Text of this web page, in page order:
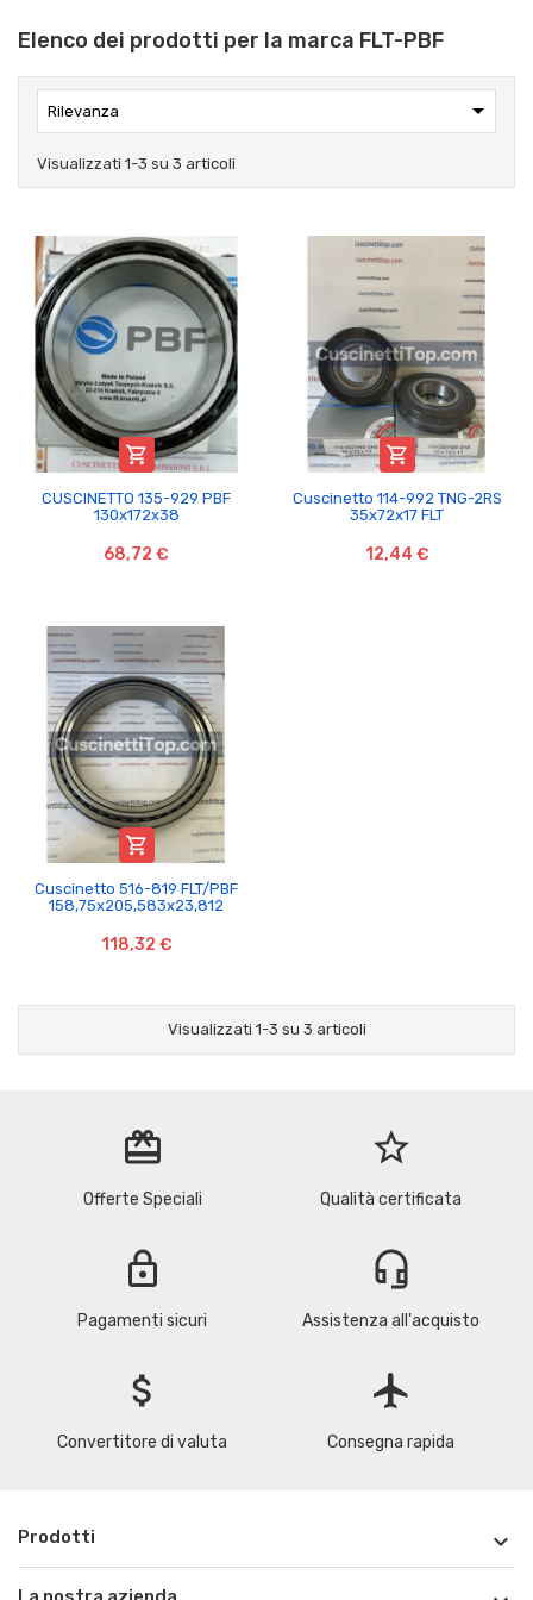
Elenco dei prodotti per la marca FLT-PBF
Rilevanza 
Visualizzati 1-3 su 3 articoli

CUSCINETTO 135-929 PBF
130x172x38
68,72 €

Cuscinetto 114-992 TNG-2RS
35x72x17 FLT
12,44 €

Cuscinetto 516-819 FLT/PBF
158,75x205,583x23,812
118,32 €
Visualizzati 1-3 su 3 articoli
redeem
Offerte Speciali
star_border
Qualità certificata
lock
Pagamenti sicuri
headset_mic
Assistenza all'acquisto
attach_money
Convertitore di valuta
flight
Consegna rapida
Prodotti 